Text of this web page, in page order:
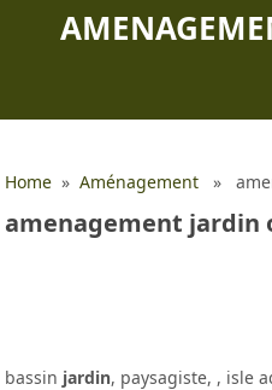
Home »Aménagement »
amenagement jardin
bassin jardin, paysagiste, , isle